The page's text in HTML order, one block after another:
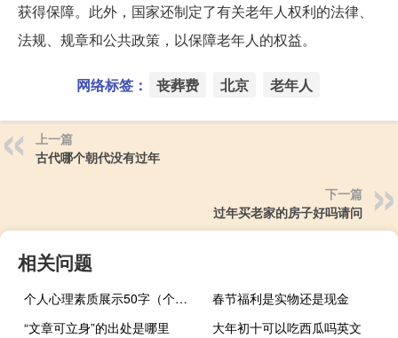
获得保障。此外，国家还制定了有关老年人权利的法律、
法规、规章和公共政策，以保障老年人的权益。
网络标签： 丧葬费 北京 老年人
上一篇
古代哪个朝代没有过年
下一篇
过年买老家的房子好吗请问
相关问题
个人心理素质展示50字（个人心理素质展示50字范文）
春节福利是实物还是现金
“文章可立身”的出处是哪里
大年初十可以吃西瓜吗英文